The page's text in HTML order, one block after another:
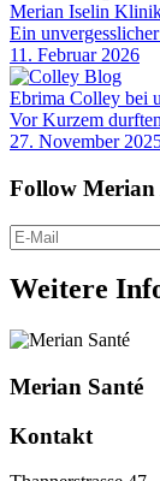
Merian Iselin
Ein
11. Februar 2026
Ebrima Colley bei
Vor Kurzem
27. November
Follow Merian
Weitere
Merian Santé
Kontakt